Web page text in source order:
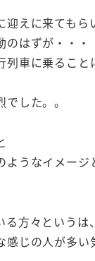
迎えに来てもら
のはずが・・・
車に乗ること
した。。
ようなイメージ
方々というは、
じの人が多い